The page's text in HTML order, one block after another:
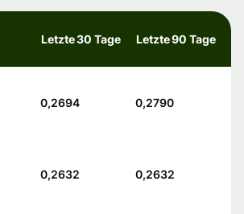
Letzte 30 Tage Letzte 90 Tage
0,2694 0,2790
0,2632 0,2632